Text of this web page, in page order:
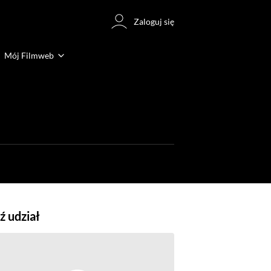
Zaloguj się
Mój Filmweb
udział